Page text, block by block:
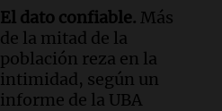
El dato confiable. Más
de la mitad de la
población reza en la
intimidad, según un
informe de la UBA